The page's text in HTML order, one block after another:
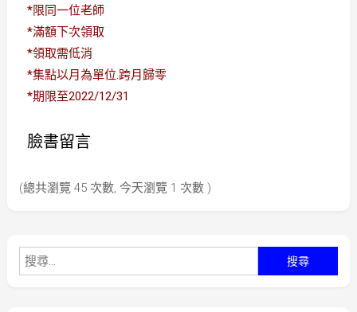
*限同一位老師
*滿額下次領取
*領取需低消
*集點以月為單位.跨月歸零
*期限至2022/12/31
臉書留言
(總共瀏覽 45 次數, 今天瀏覽 1 次數 )